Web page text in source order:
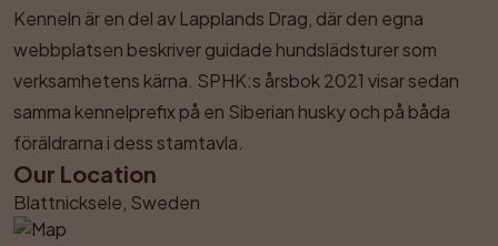
Kenneln är en del av Lapplands Drag, där den egna
webbplatsen beskriver guidade hundslädsturer som
verksamhetens kärna. SPHK:s årsbok 2021 visar sedan
samma kennelprefix på en Siberian husky och på båda
föräldrarna i dess stamtavla.
Our Location
Blattnicksele, Sweden